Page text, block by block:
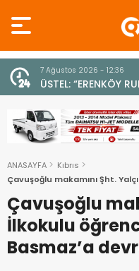
7 Ağustos 2026 - 12:36
ÜSTEL: “ERENKÖY
ANASAYFA
Kıbrıs
Çavuşoğlu makamını Şht.
Çavuşoğlu
İlkokulu
Basmaz’a